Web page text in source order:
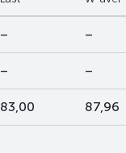
– –
– –
83,00 87,96